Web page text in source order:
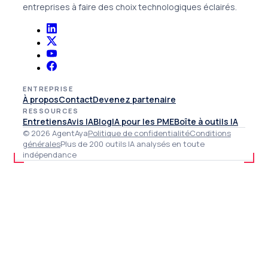
entreprises à faire des choix technologiques éclairés.
ENTREPRISE
À proposContactDevenez partenaire
RESSOURCES
EntretiensAvis IABlogIA pour les PMEBoîte à outils IA
© 2026 AgentAyaPolitique de confidentialitéConditions
généralesPlus de 200 outils IA analysés en toute
indépendance